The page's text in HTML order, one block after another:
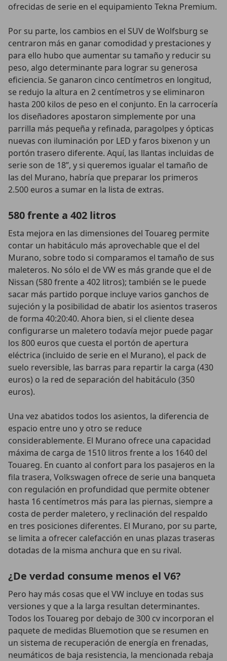
ofrecidas de serie en el equipamiento Tekna Premium.
Por su parte, los cambios en el SUV de Wolfsburg se
centraron más en ganar comodidad y prestaciones y
para ello hubo que aumentar su tamaño y reducir su
peso, algo determinante para lograr su generosa
eficiencia. Se ganaron cinco centímetros en longitud,
se redujo la altura en 2 centímetros y se eliminaron
hasta 200 kilos de peso en el conjunto. En la carrocería
los diseñadores apostaron simplemente por una
parrilla más pequeña y refinada, paragolpes y ópticas
nuevas con iluminación por LED y faros bixenon y un
portón trasero diferente. Aquí, las llantas incluidas de
serie son de 18”, y si queremos igualar el tamaño de
las del Murano, habría que preparar los primeros
2.500 euros a sumar en la lista de extras.
580 frente a 402 litros
Esta mejora en las dimensiones del Touareg permite
contar un habitáculo más aprovechable que el del
Murano, sobre todo si comparamos el tamaño de sus
maleteros. No sólo el de VW es más grande que el de
Nissan (580 frente a 402 litros); también se le puede
sacar más partido porque incluye varios ganchos de
sujeción y la posibilidad de abatir los asientos traseros
de forma 40:20:40. Ahora bien, si el cliente desea
configurarse un maletero todavía mejor puede pagar
los 800 euros que cuesta el portón de apertura
eléctrica (incluido de serie en el Murano), el pack de
suelo reversible, las barras para repartir la carga (430
euros) o la red de separación del habitáculo (350
euros).
Una vez abatidos todos los asientos, la diferencia de
espacio entre uno y otro se reduce
considerablemente. El Murano ofrece una capacidad
máxima de carga de 1510 litros frente a los 1640 del
Touareg. En cuanto al confort para los pasajeros en la
fila trasera, Volkswagen ofrece de serie una banqueta
con regulación en profundidad que permite obtener
hasta 16 centímetros más para las piernas, siempre a
costa de perder maletero, y reclinación del respaldo
en tres posiciones diferentes. El Murano, por su parte,
se limita a ofrecer calefacción en unas plazas traseras
dotadas de la misma anchura que en su rival.
¿De verdad consume menos el V6?
Pero hay más cosas que el VW incluye en todas sus
versiones y que a la larga resultan determinantes.
Todos los Touareg por debajo de 300 cv incorporan el
paquete de medidas Bluemotion que se resumen en
un sistema de recuperación de energía en frenadas,
neumáticos de baja resistencia, la mencionada rebaja